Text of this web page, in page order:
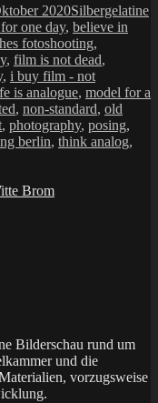
2020Kategorien
Silbergelatine
one day, believe in
fotoshooting,
, film is not dead,
, i buy film - not
is analogue, model for a
, non-standard, old
, photography, posing,
berlin, think analog,
Brom
Bilderschau rund um
und die
vorzugsweise